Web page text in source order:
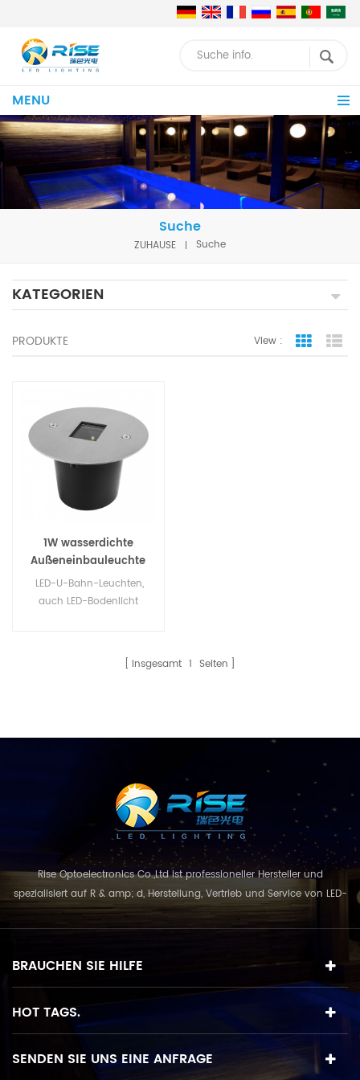
MENU
Suche
ZUHAUSE Suche
KATEGORIEN
PRODUKTE View : Grid View
1W wasserdichte
Außeneinbauleuchte
für Wandmontage
LED-U-Bahn-Leuchten,
auch LED-Bodenlicht
Treppenlicht, LED-
Lichteinbauleuchte, LED-
Bürgersteiglicht, LED-Licht,
Insgesamt 1 Seiten
Rise Optoelectronics Co.,Ltd ist professioneller Hersteller und
spezialisiert auf R & amp; d, Herstellung, Vertrieb und Service von LED-
Beleuchtungsprodukte, mit einer breiten Auswahl an
Beleuchtungseinheiten für Wohn-, Gewerbe-, und
"Qualität zuerst, Service in erster Linie", kombinie...
BRAUCHEN SIE HILFE
HOT TAGS.
SENDEN SIE UNS EINE ANFRAGE